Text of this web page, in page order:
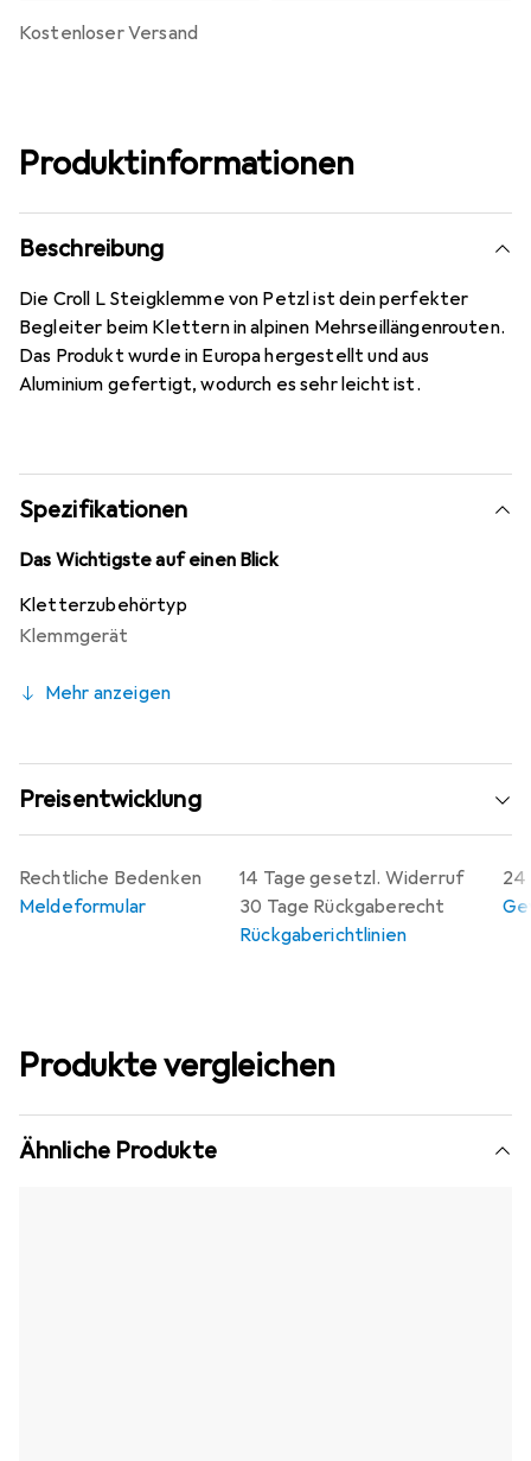
kostenloser Versand
Produktinformationen
Beschreibung
Die Croll L Steigklemme von Petzl ist dein perfekter
Begleiter beim Klettern in alpinen Mehrseillängenrouten.
Das Produkt wurde in Europa hergestellt und aus
Aluminium gefertigt, wodurch es sehr leicht ist.
Spezifikationen
Das Wichtigste auf einen Blick
Kletterzubehörtyp
Klemmgerät
Mehr anzeigen
Preisentwicklung
14 Tage gesetzl. Widerruf
30 Tage Rückgaberecht
Rückgaberichtlinien
24
Rechtliche Bedenken
Meldeformular
Produkte vergleichen
Ähnliche Produkte